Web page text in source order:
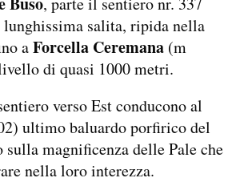
lunghissima salita, ripida nella
aForcella Ceremana (m
di quasi 1000 metri.
verso Est conducono al
ultimo baluardo porfirico del
magnificenza delle Pale che
nella loro interezza.